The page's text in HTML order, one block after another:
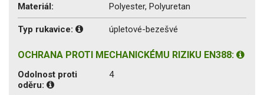
Materiál: Polyester, Polyuretan
Typ rukavice: úpletové-bezešvé
OCHRANA PROTI MECHANICKÉMU RIZIKU EN388:
Odolnost proti
oděru:
4